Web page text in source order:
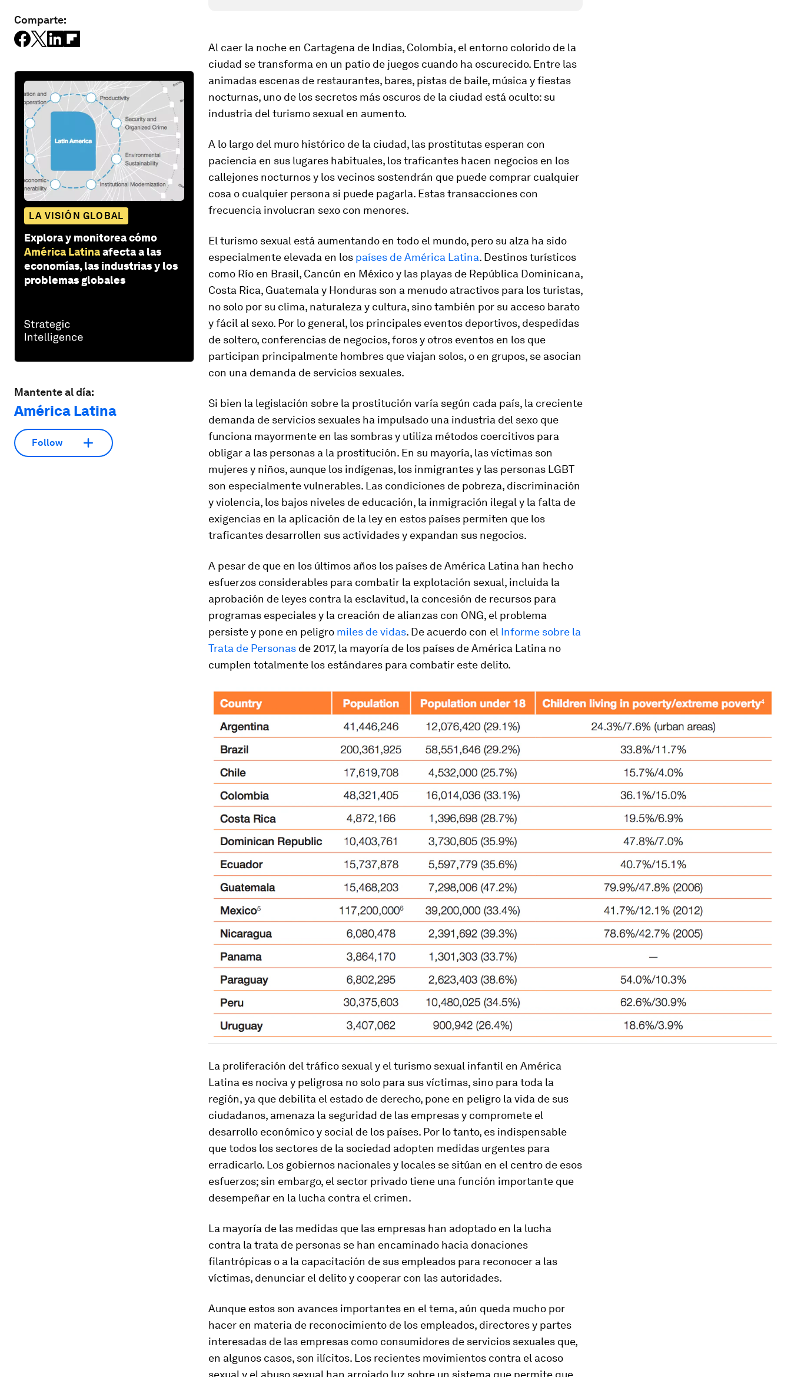
Comparte:
LA VISIÓN GLOBAL
Explora y monitorea cómo
América Latinaafecta a las
economías, las industrias y los
problemas globales
Mantente al día:
América Latina
Follow
Al caer la noche en Cartagena de Indias, Colombia, el entorno colorido de la
ciudad se transforma en un patio de juegos cuando ha oscurecido. Entre las
animadas escenas de restaurantes, bares, pistas de baile, música y fiestas
nocturnas, uno de los secretos más oscuros de la ciudad está oculto: su
industria del turismo sexual en aumento.
A lo largo del muro histórico de la ciudad, las prostitutas esperan con
paciencia en sus lugares habituales, los traficantes hacen negocios en los
callejones nocturnos y los vecinos sostendrán que puede comprar cualquier
cosa o cualquier persona si puede pagarla. Estas transacciones con
frecuencia involucran sexo con menores.
El turismo sexual está aumentando en todo el mundo, pero su alza ha sido
especialmente elevada en los países de América Latina. Destinos turísticos
como Río en Brasil, Cancún en México y las playas de República Dominicana,
Costa Rica, Guatemala y Honduras son a menudo atractivos para los turistas,
no solo por su clima, naturaleza y cultura, sino también por su acceso barato
y fácil al sexo. Por lo general, los principales eventos deportivos, despedidas
de soltero, conferencias de negocios, foros y otros eventos en los que
participan principalmente hombres que viajan solos, o en grupos, se asocian
con una demanda de servicios sexuales.
Si bien la legislación sobre la prostitución varía según cada país, la creciente
demanda de servicios sexuales ha impulsado una industria del sexo que
funciona mayormente en las sombras y utiliza métodos coercitivos para
obligar a las personas a la prostitución. En su mayoría, las víctimas son
mujeres y niños, aunque los indígenas, los inmigrantes y las personas LGBT
son especialmente vulnerables. Las condiciones de pobreza, discriminación
y violencia, los bajos niveles de educación, la inmigración ilegal y la falta de
exigencias en la aplicación de la ley en estos países permiten que los
traficantes desarrollen sus actividades y expandan sus negocios.
A pesar de que en los últimos años los países de América Latina han hecho
esfuerzos considerables para combatir la explotación sexual, incluida la
aprobación de leyes contra la esclavitud, la concesión de recursos para
programas especiales y la creación de alianzas con ONG, el problema
persiste y pone en peligro miles de vidas. De acuerdo con el Informe sobre la
Trata de Personas de 2017, la mayoría de los países de América Latina no
cumplen totalmente los estándares para combatir este delito.
La proliferación del tráfico sexual y el turismo sexual infantil en América
Latina es nociva y peligrosa no solo para sus víctimas, sino para toda la
región, ya que debilita el estado de derecho, pone en peligro la vida de sus
ciudadanos, amenaza la seguridad de las empresas y compromete el
desarrollo económico y social de los países. Por lo tanto, es indispensable
que todos los sectores de la sociedad adopten medidas urgentes para
erradicarlo. Los gobiernos nacionales y locales se sitúan en el centro de esos
esfuerzos; sin embargo, el sector privado tiene una función importante que
desempeñar en la lucha contra el crimen.
La mayoría de las medidas que las empresas han adoptado en la lucha
contra la trata de personas se han encaminado hacia donaciones
filantrópicas o a la capacitación de sus empleados para reconocer a las
víctimas, denunciar el delito y cooperar con las autoridades.
Aunque estos son avances importantes en el tema, aún queda mucho por
hacer en materia de reconocimiento de los empleados, directores y partes
interesadas de las empresas como consumidores de servicios sexuales que,
en algunos casos, son ilícitos. Los recientes movimientos contra el acoso
sexual y el abuso sexual han arrojado luz sobre un sistema que permite que